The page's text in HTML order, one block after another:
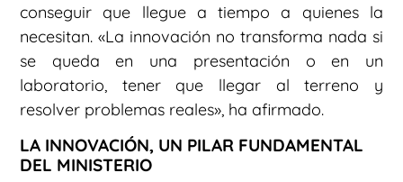
conseguir que llegue a tiempo a quienes la
necesitan. «La innovación no transforma nada si
se queda en una presentación o en un
laboratorio, tener que llegar al terreno y
resolver problemas reales», ha afirmado.
LA INNOVACIÓN, UN PILAR FUNDAMENTAL
DEL MINISTERIO